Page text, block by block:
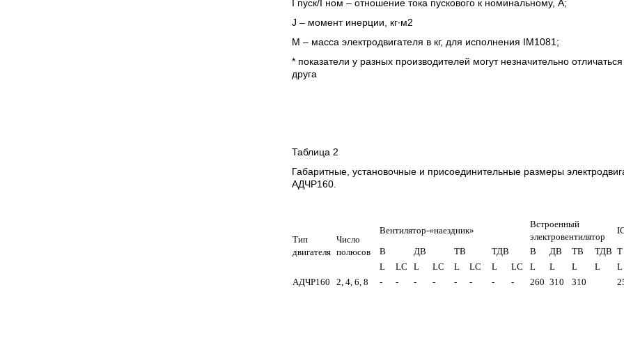
I пуск/I ном – отношение тока пускового к номинальному, А;
J – момент инерции, кг∙м2
М – масса электродвигателя в кг, для исполнения IM1081;
* показатели у разных производителей могут незначительно отличаться
друга
Таблица 2
Габаритные, установочные и присоединительные размеры
АДЧР160.
Тип
двигателя
Число
полюсов
Вентилятор-«наездник»
Встроенный
электровентилятор
В
ДВ ТВ ТДВ В ДВ ТВ ТДВ Т
L
LC L LC L LC L LC L L L L
L
АДЧР160
2, 4, 6, 8 - - - - - - - - 260 310 310